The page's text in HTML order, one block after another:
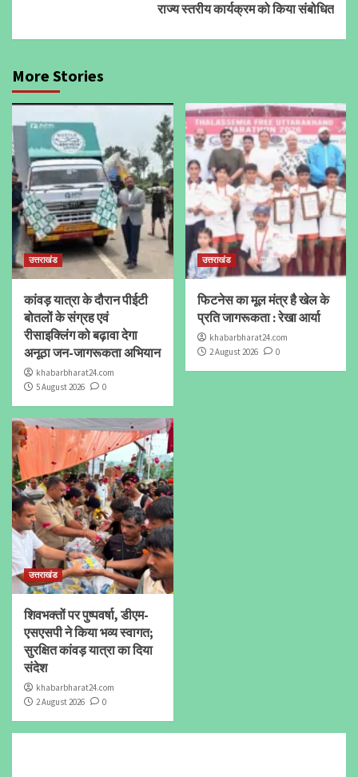
राज्य स्तरीय कार्यक्रम को किया संबोधित
More Stories
उत्तराखंड
कांवड़ यात्रा के दौरान पीईटी
बोतलों के संग्रह एवं
रीसाइक्लिंग को बढ़ावा देगा
अनूठा जन-जागरूकता अभियान
khabarbharat24.com
5 August 2026
0
उत्तराखंड
फिटनेस का मूल मंत्र है खेल के
प्रति जागरूकता : रेखा आर्या
khabarbharat24.com
2 August 2026
0
उत्तराखंड
शिवभक्तों पर पुष्पवर्षा, डीएम-
एसएसपी ने किया भव्य स्वागत;
सुरक्षित कांवड़ यात्रा का दिया
संदेश
khabarbharat24.com
2 August 2026
0